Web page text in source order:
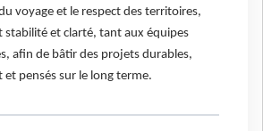
voyage et le respect des territoires,
et clarté, tant aux équipes
afin de bâtir des projets durables,
et pensés sur le long terme.